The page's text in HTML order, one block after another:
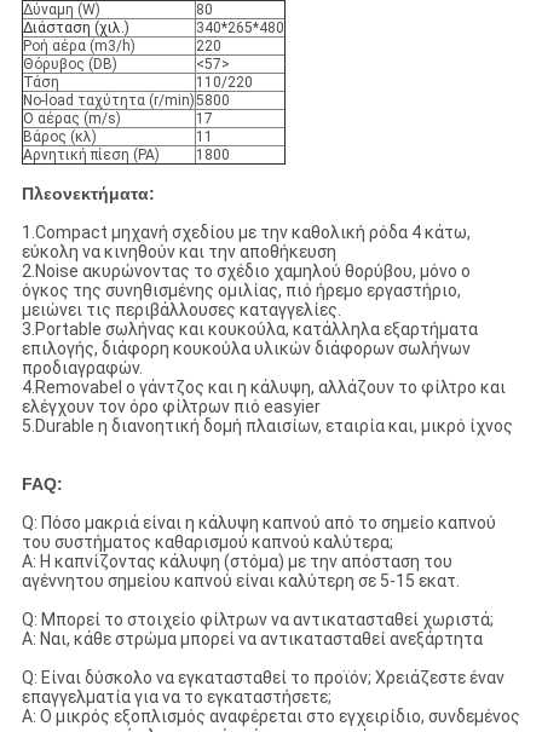
Δύναμη (W)
80
Διάσταση (χιλ.)
340*265*480
Ροή αέρα (m3/h)
220
Θόρυβος (DB)
<57>
Τάση
110/220
No-load ταχύτητα (r/min)5800
Ο αέρας (m/s)
17
Βάρος (κλ)
11
Αρνητική πίεση (PA)
1800
Πλεονεκτήματα:
1.Compact μηχανή σχεδίου με την καθολική ρόδα 4 κάτω,
εύκολη να κινηθούν και την αποθήκευση
2.Noise ακυρώνοντας το σχέδιο χαμηλού θορύβου, μόνο ο
όγκος της συνηθισμένης ομιλίας, πιό ήρεμο εργαστήριο,
μειώνει τις περιβάλλουσες καταγγελίες.
3.Portable σωλήνας και κουκούλα, κατάλληλα εξαρτήματα
επιλογής, διάφορη κουκούλα υλικών διάφορων σωλήνων
προδιαγραφών.
4.Removabel ο γάντζος και η κάλυψη, αλλάζουν το φίλτρο και
ελέγχουν τον όρο φίλτρων πιό easyier
5.Durable η διανοητική δομή πλαισίων, εταιρία και, μικρό ίχνος
FAQ:
Q: Πόσο μακριά είναι η κάλυψη καπνού από το σημείο καπνού
του συστήματος καθαρισμού καπνού καλύτερα;
Α: Η καπνίζοντας κάλυψη (στόμα) με την απόσταση του
αγέννητου σημείου καπνού είναι καλύτερη σε 5-15 εκατ.
Q: Μπορεί το στοιχείο φίλτρων να αντικατασταθεί χωριστά;
Α: Ναι, κάθε στρώμα μπορεί να αντικατασταθεί ανεξάρτητα
Q: Είναι δύσκολο να εγκατασταθεί το προϊόν; Χρειάζεστε έναν
επαγγελματία για να το εγκαταστήσετε;
Α: Ο μικρός εξοπλισμός αναφέρεται στο εγχειρίδιο, συνδεμένος